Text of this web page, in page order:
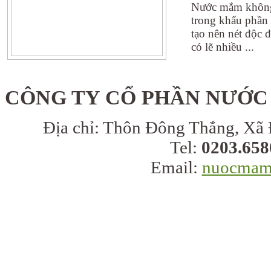
Nước mắm
trong khẩu
tạo nên nét độc
có lẽ nhiều ...
CÔNG TY CỔ PHẦN
Địa chỉ: Thôn Đông Thắng,
Tel:
Email: